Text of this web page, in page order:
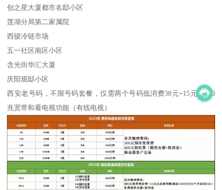
创之星大厦都市名邸小区
莲湖分局第二家属院
西骏冷链市场
五一社区南区小区
含光街华汇大厦
庆阳观邸小区
西安老号码，不限号码套餐，仅需两个号码低消费38元+15元得200
兆宽带和看电视功能（有线电视）